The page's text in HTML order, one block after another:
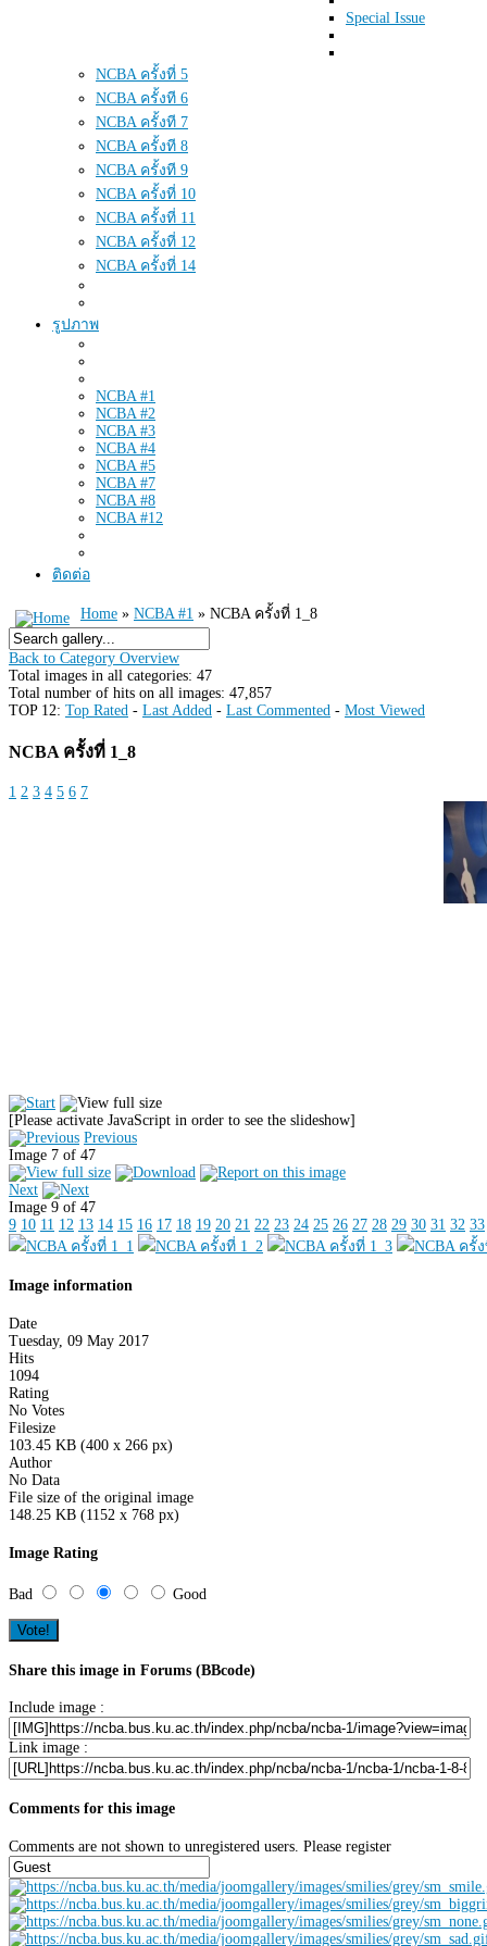
Special Issue
NCBA ครั้งที่ 5
NCBA ครั้งที 6
NCBA ครั้งที 7
NCBA ครั้งที 8
NCBA ครั้งที 9
NCBA ครั้งที่ 10
NCBA ครั้งที่ 11
NCBA ครั้งที่ 12
NCBA ครั้งที่ 14
รูปภาพ
NCBA #1
NCBA #2
NCBA #3
NCBA #4
NCBA #5
NCBA #7
NCBA #8
NCBA #12
ติดต่อ
Home » NCBA #1 » NCBA ครั้งที่ 1_8
Back to Category Overview
Total images in all categories: 47
Total number of hits on all images: 47,857
TOP 12: Top Rated - Last Added - Last Commented - Most Viewed
NCBA ครั้งที่ 1_8
1 2 3 4 5 6 7
[Please activate JavaScript in order to see the slideshow]
Previous
Image 7 of 47
Next
Image 9 of 47
9 10 11 12 13 14 15 16 17 18 19 20 21 22 23 24 25 26 27 28 29 30 31 32 33
Image information
Date
Tuesday, 09 May 2017
Hits
1094
Rating
No Votes
Filesize
103.45 KB (400 x 266 px)
Author
No Data
File size of the original image
148.25 KB (1152 x 768 px)
Image Rating
Bad Good
Share this image in Forums (BBcode)
Include image :
Link image :
Comments for this image
Comments are not shown to unregistered users. Please register